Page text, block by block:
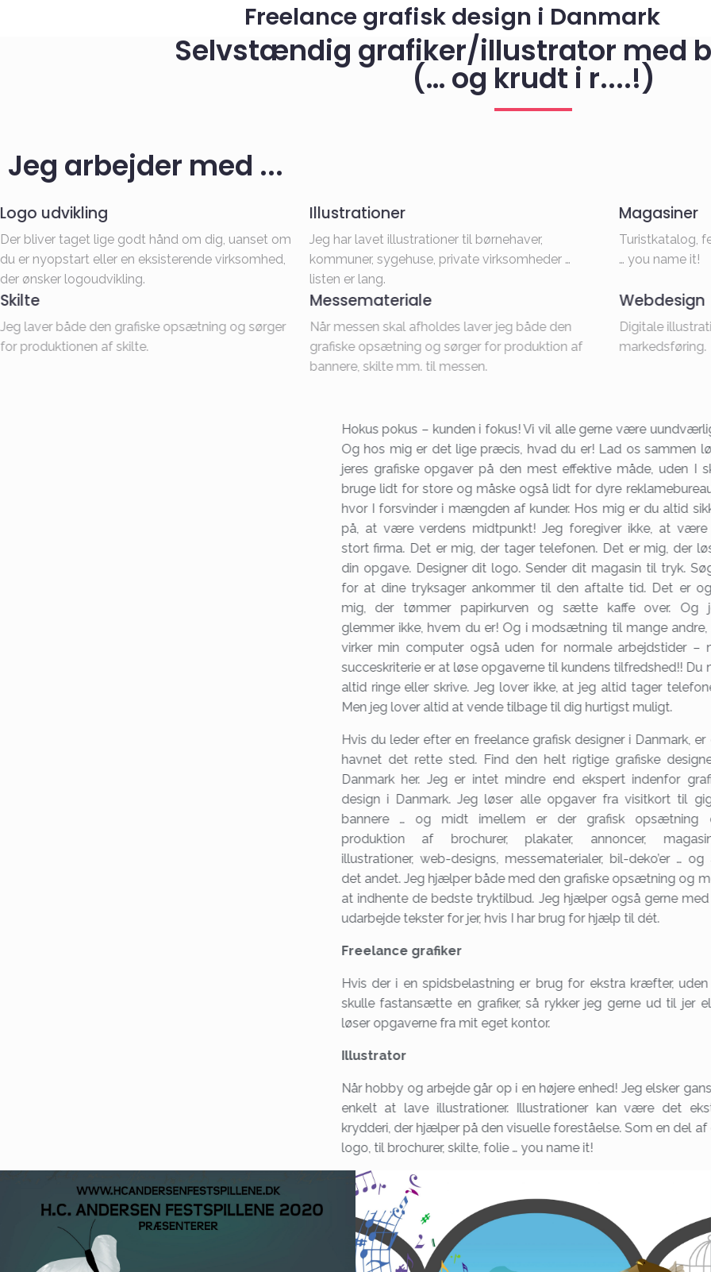
Freelance grafisk design i Danmark
Selvstændig grafiker/illustrator med
(… og krudt i r....!)
Jeg arbejder med ...
Logo udvikling
Der bliver taget lige godt hånd om dig, uanset om
du er nyopstart eller en eksisterende virksomhed,
der ønsker logoudvikling.
Illustrationer
Jeg har lavet illustrationer til børnehaver,
kommuner, sygehuse, private virksomheder …
listen er lang.
Magasiner
Turistkatalog,
… you name it!
Skilte
Jeg laver både den grafiske opsætning og sørger
for produktionen af skilte.
Messemateriale
Når messen skal afholdes laver jeg både den
grafiske opsætning og sørger for produktion af
bannere, skilte mm. til messen.
Webdesign
Digitale
markedsføring.
Hokus pokus – kunden i fokus! Vi vil alle gerne være
Og hos mig er det lige præcis, hvad du er! Lad os sammen
jeres grafiske opgaver på den mest effektive måde, uden I
bruge lidt for store og måske også lidt for dyre
hvor I forsvinder i mængden af kunder. Hos mig er du altid
på, at være verdens midtpunkt! Jeg foregiver ikke, at
stort firma. Det er mig, der tager telefonen. Det er mig, der
din opgave. Designer dit logo. Sender dit magasin til tryk.
for at dine tryksager ankommer til den aftalte tid. Det er
mig, der tømmer papirkurven og sætte kaffe over. Og
glemmer ikke, hvem du er! Og i modsætning til mange andre,
virker min computer også uden for normale arbejdstider –
succeskriterie er at løse opgaverne til kundens tilfredshed!! Du
altid ringe eller skrive. Jeg lover ikke, at jeg altid tager
Men jeg lover altid at vende tilbage til dig hurtigst muligt.
Hvis du leder efter en freelance grafisk designer i Danmark, er
havnet det rette sted. Find den helt rigtige grafiske
Danmark her. Jeg er intet mindre end ekspert indenfor
design i Danmark. Jeg løser alle opgaver fra visitkort til
bannere … og midt imellem er der grafisk opsætning
produktion af brochurer, plakater, annoncer,
illustrationer, web-designs, messematerialer, bil-deko’er … og
det andet. Jeg hjælper både med den grafiske opsætning og
at indhente de bedste tryktilbud. Jeg hjælper også gerne
udarbejde tekster for jer, hvis I har brug for hjælp til dét.
Freelance grafiker
Hvis der i en spidsbelastning er brug for ekstra kræfter,
skulle fastansætte en grafiker, så rykker jeg gerne ud til jer
løser opgaverne fra mit eget kontor.
Illustrator
Når hobby og arbejde går op i en højere enhed! Jeg elsker
enkelt at lave illustrationer. Illustrationer kan være det
krydderi, der hjælper på den visuelle foreståelse. Som en del af
logo, til brochurer, skilte, folie … you name it!